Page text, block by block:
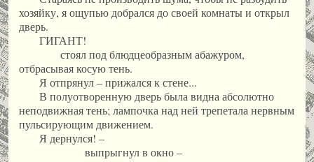
хозяйку, я ощупью добрался до своей комнаты и открыл
дверь.
ГИГАНТ!
стоял под блюдцеобразным абажуром,
отбрасывая косую тень.
Я отпрянул – прижался к стене...
В полуотворенную дверь была видна абсолютно
неподвижная тень; лампочка над ней трепетала нервным
пульсирующим движением.
Я дернулся! –
выпрыгнул в окно –